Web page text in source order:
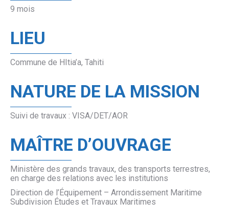
9 mois
LIEU
Commune de HItia’a, Tahiti
NATURE DE LA MISSION
Suivi de travaux : VISA/DET/AOR
MAÎTRE D’OUVRAGE
Ministère des grands travaux, des transports terrestres,
en charge des relations avec les institutions
Direction de l’Équipement – Arrondissement Maritime
Subdivision Études et Travaux Maritimes